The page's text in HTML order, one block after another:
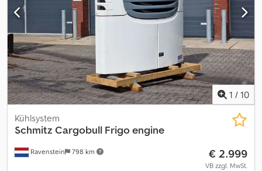
1 / 10
Ravenstein 798 km
Kühlsystem
Schmitz Cargobull Frigo engine
€ 2.999
VB zzgl. MwSt.